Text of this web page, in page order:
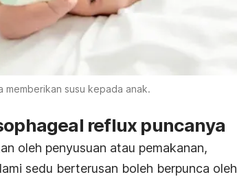
susu kepada anak.
reflux puncanya
oleh penyusuan atau pemakanan,
sedu berterusan boleh berpunca oleh